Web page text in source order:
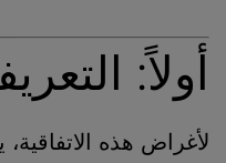
أولاً:
لأغراض هذه